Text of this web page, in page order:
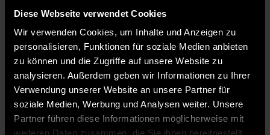
Diese Webseite verwendet Cookies
Wir verwenden Cookies, um Inhalte und Anzeigen zu
personalisieren, Funktionen für soziale Medien anbieten
zu können und die Zugriffe auf unsere Website zu
analysieren. Außerdem geben wir Informationen zu Ihrer
Verwendung unserer Website an unsere Partner für
soziale Medien, Werbung und Analysen weiter. Unsere
Partner führen diese Informationen möglicherweise mit
weiteren Daten zusammen, die Sie ihnen bereitgestellt
Studienzentrum und International Office
International Office
Mitarbeiterin
EC 2.20
0991/3615-8927